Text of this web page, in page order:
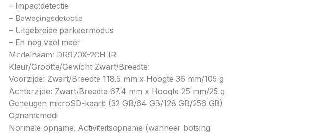
– Impactdetectie
– Bewegingsdetectie
– Uitgebreide parkeermodus
– En nog veel meer
Modelnaam: DR970X-2CH IR
Kleur/Grootte/Gewicht Zwart/Breedte:
Voorzijde: Zwart/Breedte 118.5 mm x Hoogte 36 mm/105 g
Achterzijde: Zwart/Breedte 67.4 mm x Hoogte 25 mm/25 g
Geheugen microSD-kaart: (32 GB/64 GB/128 GB/256 GB)
Opnamemodi
Normale opname. Activiteitsopname (wanneer botsing